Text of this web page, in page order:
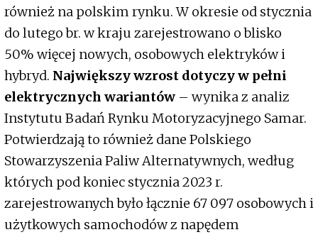
również na polskim rynku. W okresie od stycznia
do lutego br. w kraju zarejestrowano o blisko
50% więcej nowych, osobowych elektryków i
hybryd. Największy wzrost dotyczy w pełni
elektrycznych wariantów – wynika z analiz
Instytutu Badań Rynku Motoryzacyjnego Samar.
Potwierdzają to również dane Polskiego
Stowarzyszenia Paliw Alternatywnych, według
których pod koniec stycznia 2023 r.
zarejestrowanych było łącznie 67 097 osobowych i
użytkowych samochodów z napędem